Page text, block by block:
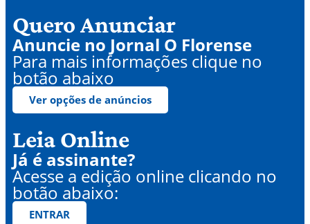
Quero Anunciar
Anuncie no Jornal O Florense
Para mais informações clique no
botão abaixo
Ver opções de anúncios
Leia Online
Já é assinante?
Acesse a edição online clicando no
botão abaixo:
ENTRAR